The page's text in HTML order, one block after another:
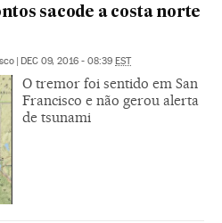
sacode a costa norte
| DEC 09, 2016 - 08:39 EST
O tremor foi sentido em San
Francisco e não gerou alerta
de tsunami